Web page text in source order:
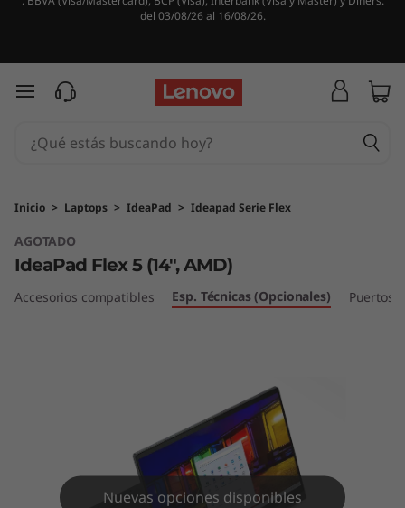
d
e
a
d
F
del 03/08/26 al 16/08/26.
Ir al contenido principal
Inicio > Laptops > IdeaPad > Ideapad Serie Flex
AGOTADO
IdeaPad Flex 5 (14", AMD)
Accesorios compatibles Esp. Técnicas (Opcionales) Puertos
Nuevas opciones disponibles